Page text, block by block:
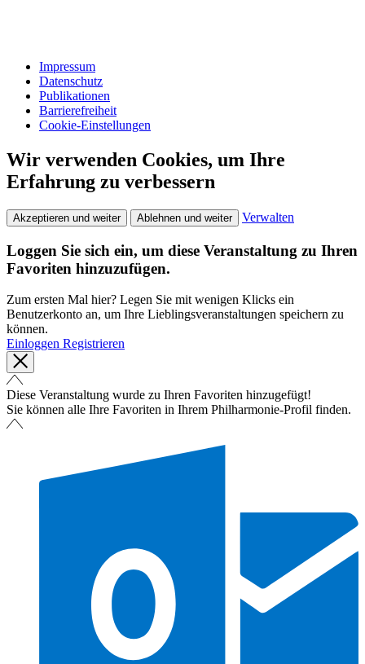
Impressum
Datenschutz
Publikationen
Barrierefreiheit
Cookie-Einstellungen
Wir verwenden Cookies, um Ihre
Erfahrung zu verbessern
Akzeptieren und weiter Ablehnen und weiter Verwalten
Loggen Sie sich ein, um diese Veranstaltung zu Ihren
Favoriten hinzuzufügen.
Zum ersten Mal hier? Legen Sie mit wenigen Klicks ein
Benutzerkonto an, um Ihre Lieblingsveranstaltungen speichern zu
können.
Einloggen Registrieren
Diese Veranstaltung wurde zu Ihren Favoriten hinzugefügt!
Sie können alle Ihre Favoriten in Ihrem Philharmonie-Profil finden.